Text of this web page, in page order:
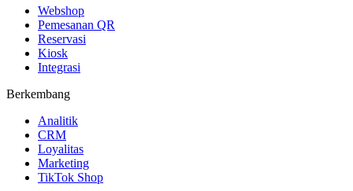
Webshop
Pemesanan QR
Reservasi
Kiosk
Integrasi
Berkembang
Analitik
CRM
Loyalitas
Marketing
TikTok Shop